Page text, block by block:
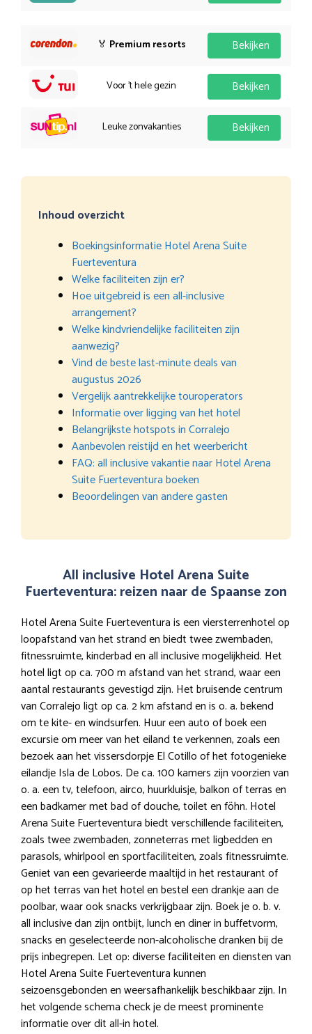
🏅 Premium resorts Bekijken
Voor 't hele gezin Bekijken
Leuke zonvakanties Bekijken
Inhoud overzicht
Boekingsinformatie Hotel Arena Suite
Fuerteventura
Welke faciliteiten zijn er?
Hoe uitgebreid is een all-inclusive
arrangement?
Welke kindvriendelijke faciliteiten zijn
aanwezig?
Vind de beste last-minute deals van
augustus 2026
Vergelijk aantrekkelijke touroperators
Informatie over ligging van het hotel
Belangrijkste hotspots in Corralejo
Aanbevolen reistijd en het weerbericht
FAQ: all inclusive vakantie naar Hotel Arena
Suite Fuerteventura boeken
Beoordelingen van andere gasten
All inclusive Hotel Arena Suite
Fuerteventura: reizen naar de Spaanse zon
Hotel Arena Suite Fuerteventura is een viersterrenhotel op
loopafstand van het strand en biedt twee zwembaden,
fitnessruimte, kinderbad en all inclusive mogelijkheid. Het
hotel ligt op ca. 700 m afstand van het strand, waar een
aantal restaurants gevestigd zijn. Het bruisende centrum
van Corralejo ligt op ca. 2 km afstand en is o. a. bekend
om te kite- en windsurfen. Huur een auto of boek een
excursie om meer van het eiland te verkennen, zoals een
bezoek aan het vissersdorpje El Cotillo of het fotogenieke
eilandje Isla de Lobos. De ca. 100 kamers zijn voorzien van
o. a. een tv, telefoon, airco, huurkluisje, balkon of terras en
een badkamer met bad of douche, toilet en föhn. Hotel
Arena Suite Fuerteventura biedt verschillende faciliteiten,
zoals twee zwembaden, zonneterras met ligbedden en
parasols, whirlpool en sportfaciliteiten, zoals fitnessruimte.
Geniet van een gevarieerde maaltijd in het restaurant of
op het terras van het hotel en bestel een drankje aan de
poolbar, waar ook snacks verkrijgbaar zijn. Boek je o. b. v.
all inclusive dan zijn ontbijt, lunch en diner in buffetvorm,
snacks en geselecteerde non-alcoholische dranken bij de
prijs inbegrepen. Let op: diverse faciliteiten en diensten van
Hotel Arena Suite Fuerteventura kunnen
seizoensgebonden en weersafhankelijk beschikbaar zijn. In
het volgende schema check je de meest prominente
informatie over dit all-in hotel.